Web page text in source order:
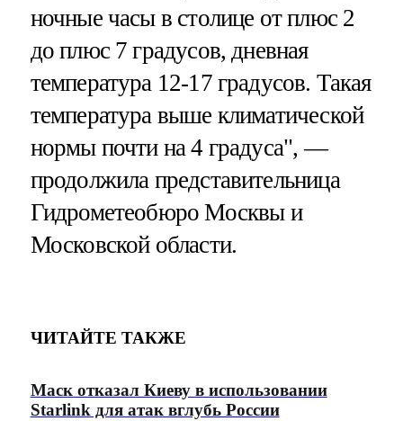
ночные часы в столице от плюс 2
до плюс 7 градусов, дневная
температура 12-17 градусов. Такая
температура выше климатической
нормы почти на 4 градуса", —
продолжила представительница
Гидрометеобюро Москвы и
Московской области.
ЧИТАЙТЕ ТАКЖЕ
Маск отказал Киеву в использовании
Starlink для атак вглубь России